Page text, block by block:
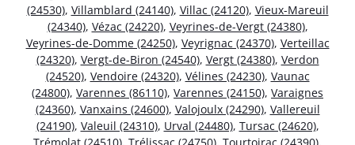
(24530), Villamblard (24140), Villac (24120), Vieux-Mareuil
(24340), Vézac (24220), Veyrines-de-Vergt (24380),
Veyrines-de-Domme (24250), Veyrignac (24370), Verteillac
(24320), Vergt-de-Biron (24540), Vergt (24380), Verdon
(24520), Vendoire (24320), Vélines (24230), Vaunac
(24800), Varennes (86110), Varennes (24150), Varaignes
(24360), Vanxains (24600), Valojoulx (24290), Vallereuil
(24190), Valeuil (24310), Urval (24480), Tursac (24620),